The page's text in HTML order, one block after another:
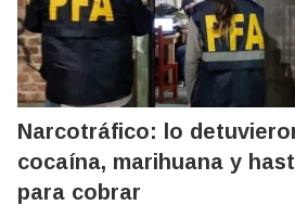
Narcotráfico: lo
cocaína, marihuana y
para cobrar